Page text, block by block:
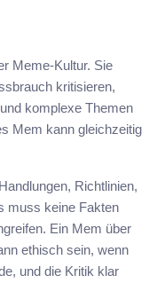
Meme-Kultur. Sie
kritisieren,
komplexe Themen
Mem kann gleichzeitig
Richtlinien,
muss keine Fakten
Ein Mem über
ethisch sein, wenn
und die Kritik klar